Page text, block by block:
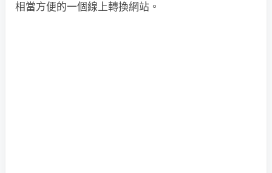
相當方便的一個線上轉換網站。